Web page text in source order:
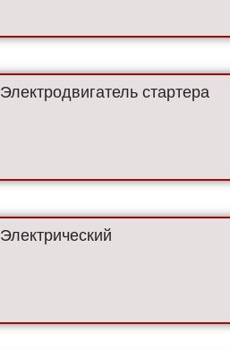
Электродвигатель стартера
Электрический